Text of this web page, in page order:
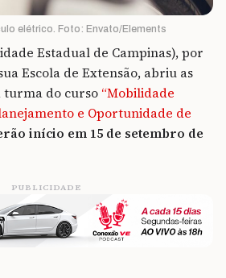
elétrico. Foto: Envato/Elements
Estadual de Campinas), por
Escola de Extensão, abriu as
turma do curso “Mobilidade
e Oportunidade de
início em 15 de setembro de
PUBLICIDADE